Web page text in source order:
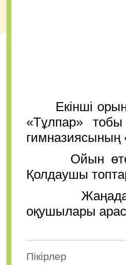
Екінші
«Тұлпар»
Ойын өте
Қолдаушы
Жаңадан
оқушылары
Пікірлер